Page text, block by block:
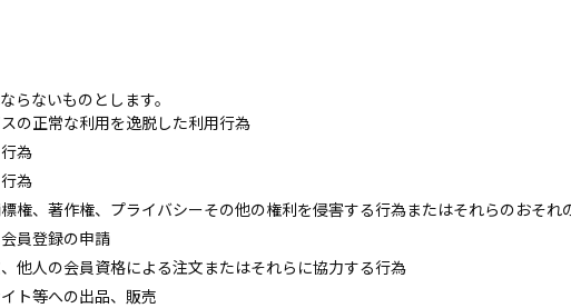
らないものとします。
の正常な利用を逸脱した利用行為
為
為
権、著作権、プライバシーその他の権利を侵害する行為またはそれらのおそれ
員登録の申請
他人の会員資格による注文またはそれらに協力する行為
ト等への出品、販売